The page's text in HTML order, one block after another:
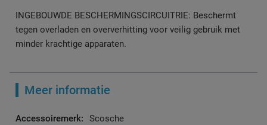
INGEBOUWDE BESCHERMINGSCIRCUITRIE: Beschermt
tegen overladen en oververhitting voor veilig gebruik met
minder krachtige apparaten.
Meer informatie
Meer
Scosche